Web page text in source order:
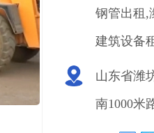
钢管出租,
建筑设备
山东省潍
南1000米